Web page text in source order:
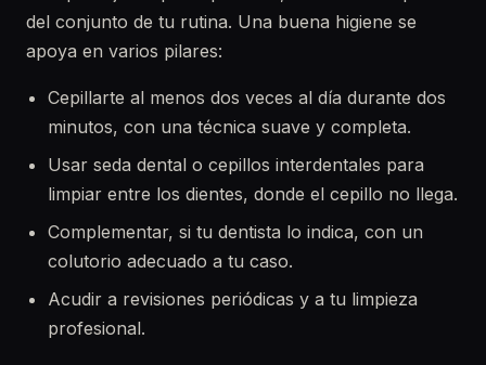
del conjunto de tu rutina. Una buena higiene se
apoya en varios pilares:
Cepillarte al menos dos veces al día durante dos
minutos, con una técnica suave y completa.
Usar seda dental o cepillos interdentales para
limpiar entre los dientes, donde el cepillo no llega.
Complementar, si tu dentista lo indica, con un
colutorio adecuado a tu caso.
Acudir a revisiones periódicas y a tu limpieza
profesional.